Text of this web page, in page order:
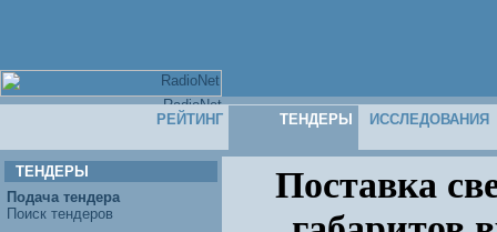
РЕЙТИНГ ТЕНДЕРЫ ИССЛЕДОВАНИЯ
ТЕНДЕРЫ
Подача тендера
Поиск тендеров
Поставка